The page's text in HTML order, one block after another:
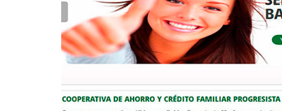
Página web para
Cooperativa de Ahorro